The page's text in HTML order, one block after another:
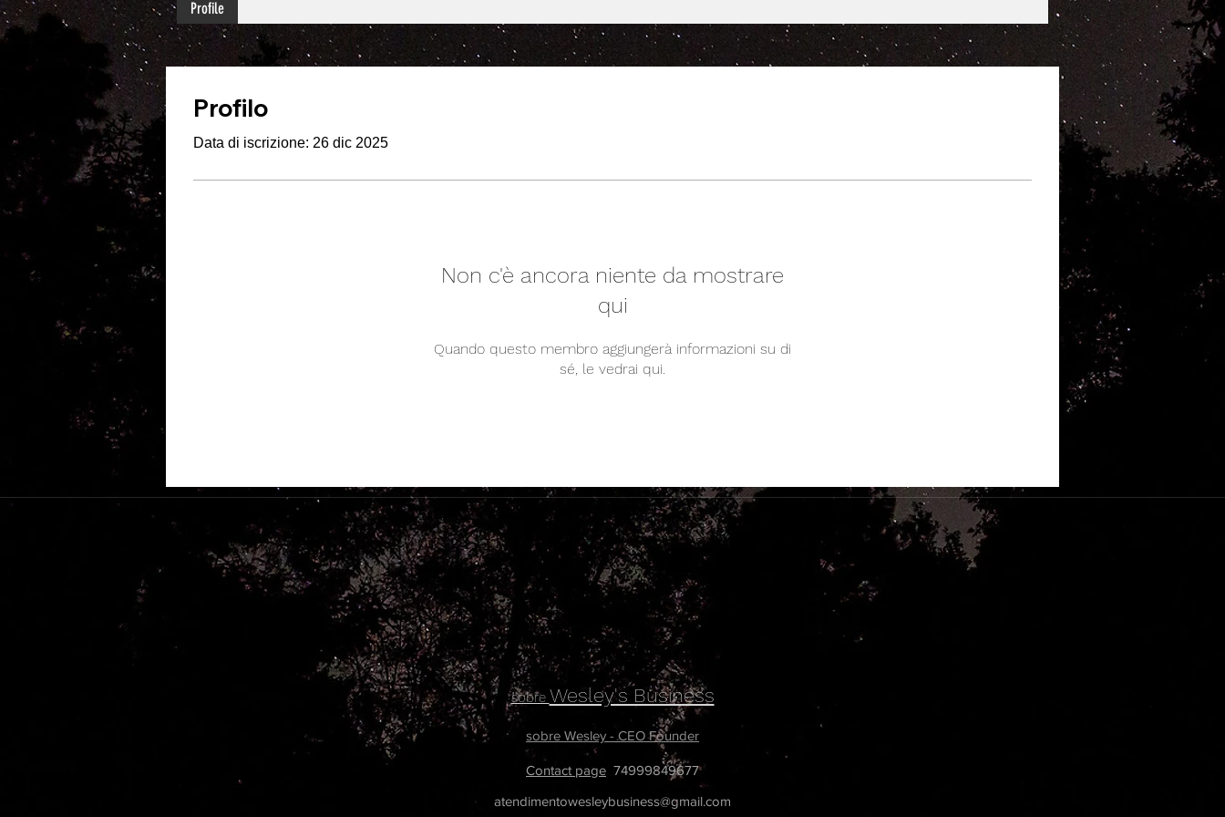
Profilo
Data di iscrizione: 26 dic 2025
Non c'è ancora niente da mostrare
qui
Quando questo membro aggiungerà informazioni su di
sé, le vedrai qui.
Profile
sobre Wesley's Business
sobre Wesley - CEO Founder
Contact page 74999849677
atendimentowesleybusiness@gmail.com